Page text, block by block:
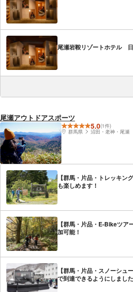
尾瀬岩鞍リゾートホテル
尾瀬アウトドアスポーツ
5.0(1件)
群馬県
沼田・老神・尾瀬
【群馬・片品・トレッキ
も楽しめます！
【群馬・片品・E-Bikeツ
加可能！
【群馬・片品・スノーシュ
で到達できるようにしました